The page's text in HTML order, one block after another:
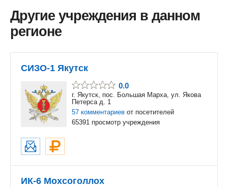
Другие учреждения в данном
регионе
СИЗО-1 Якутск
0.0
г. Якутск, пос. Большая Марха, ул. Якова
Петерса д. 1
57 комментариев от посетителей
65391 просмотр учреждения
ИК-6 Мохсоголлох